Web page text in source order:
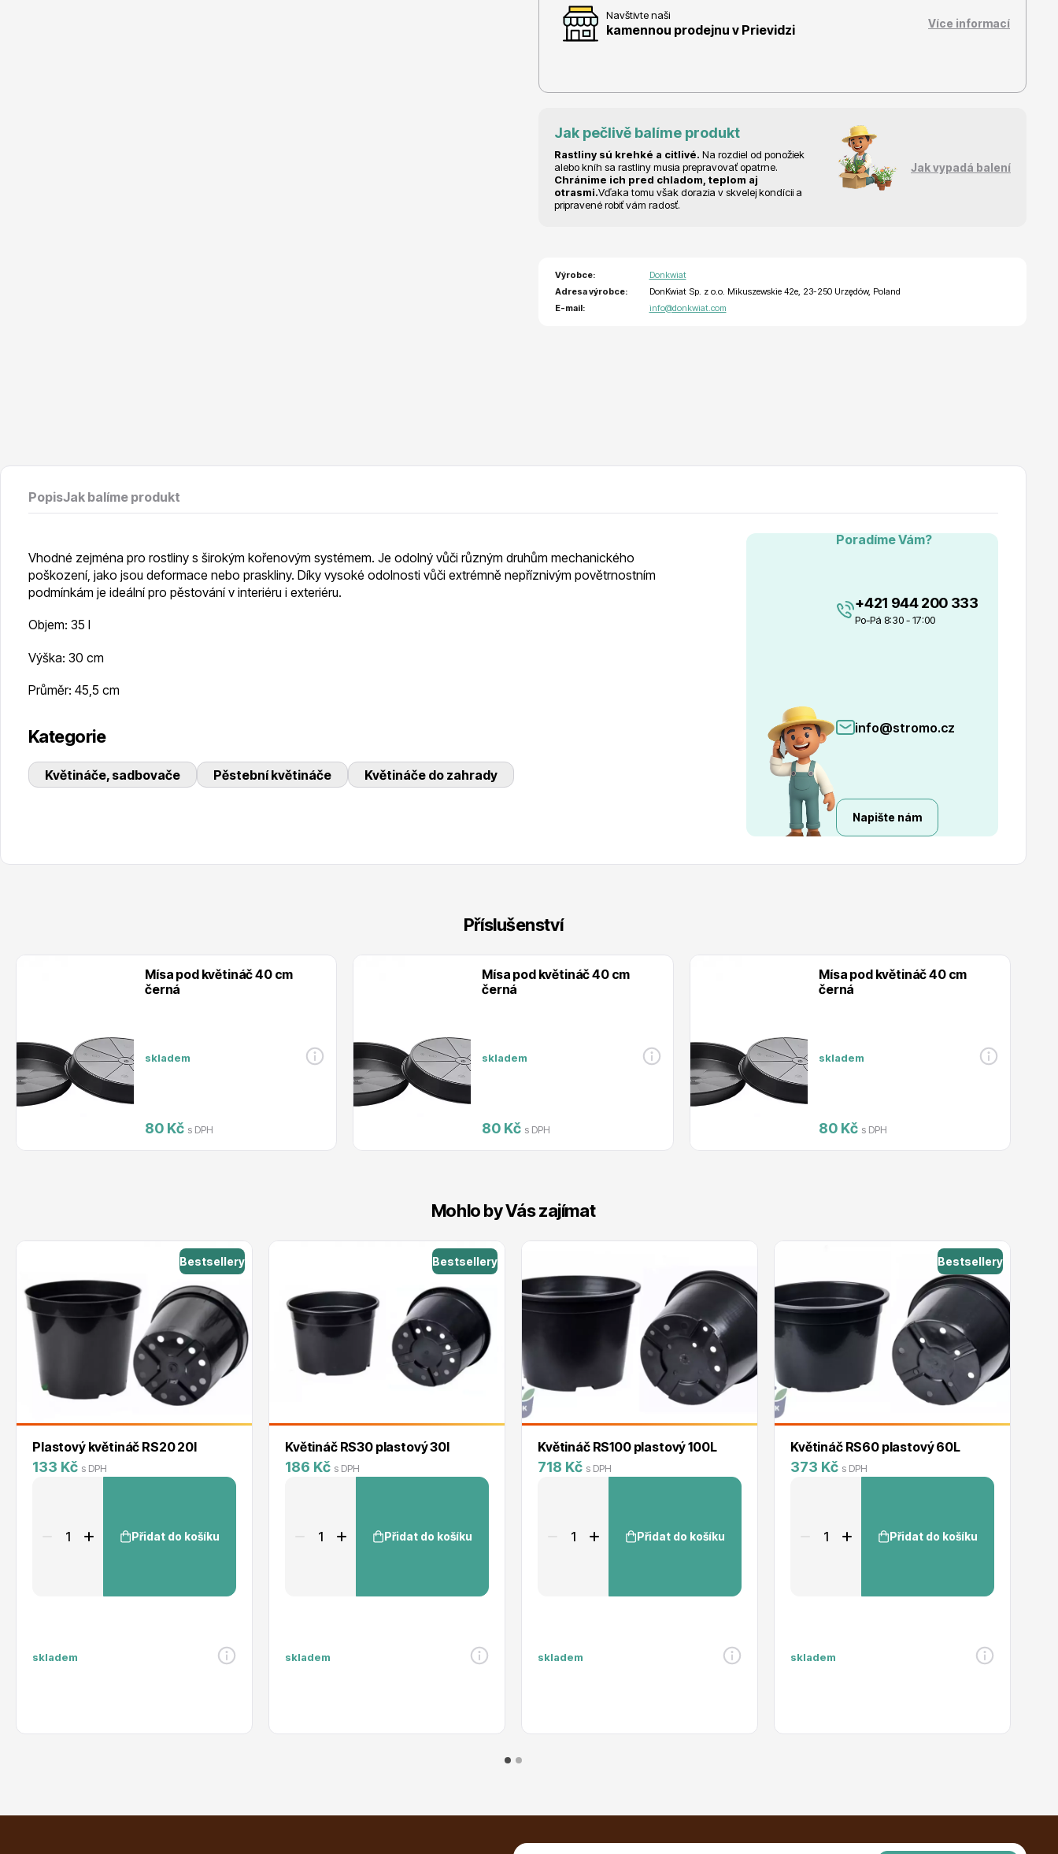
Okrasné keře
Navštivte naši
kamennou prodejnu v Prievidzi Více informací
Jak pečlivě balíme produkt
Rastliny sú krehké a citlivé. Na rozdiel od ponožiek
alebo kníh sa rastliny musia prepravovať opatrne.
Chránime ich pred chladom, teplom aj
otrasmi.Vďaka tomu však dorazia v skvelej kondícii a
pripravené robiť vám radosť.
Jak vypadá balení
Výrobce:
Donkwiat
Adresa výrobce:
DonKwiat Sp. z o.o. Mikuszewskie 42e, 23-250 Urzędów, Poland
E-mail:
info@donkwiat.com
PopisJak balíme produkt
Vhodné zejména pro rostliny s širokým kořenovým systémem. Je odolný vůči různým druhům mechanického
poškození, jako jsou deformace nebo praskliny. Díky vysoké odolnosti vůči extrémně nepříznivým povětrnostním
podmínkám je ideální pro pěstování v interiéru i exteriéru.
Objem: 35 l
Výška: 30 cm
Průměr: 45,5 cm
Kategorie
Květináče, sadbovače Pěstební květináče Květináče do zahrady
Poradíme Vám?
+421 944 200 333
Po-Pá 8:30 - 17:00
info@stromo.cz
Napište nám
Příslušenství
Mísa pod květináč 40 cm
černá
skladem
80 Kč s DPH
Mísa pod květináč 40 cm
černá
skladem
80 Kč s DPH
Mísa pod květináč 40 cm
černá
skladem
80 Kč s DPH
Mohlo by Vás zajímat
Bestsellery
Plastový květináč RS20 20l
133 Kč s DPH
Přidat do košíku
skladem
Bestsellery
Květináč RS30 plastový 30l
186 Kč s DPH
Přidat do košíku
skladem
Květináč RS100 plastový 100L
718 Kč s DPH
Přidat do košíku
skladem
Bestsellery
Květináč RS60 plastový 60L
373 Kč s DPH
Přidat do košíku
skladem